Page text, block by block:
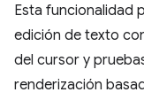
Esta funcionalidad
edición de texto
del cursor y
renderización